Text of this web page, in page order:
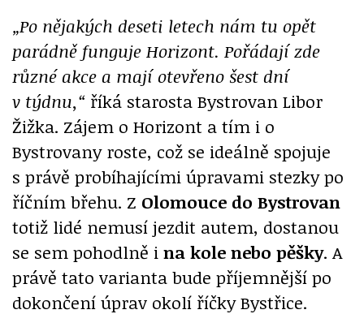
„Po nějakých deseti letech nám tu opět
parádně funguje Horizont. Pořádají zde
různé akce a mají otevřeno šest dní
v týdnu,“ říká starosta Bystrovan Libor
Žižka. Zájem o Horizont a tím i o
Bystrovany roste, což se ideálně spojuje
s právě probíhajícími úpravami stezky po
říčním břehu. Z Olomouce do Bystrovan
totiž lidé nemusí jezdit autem, dostanou
se sem pohodlně i na kole nebo pěšky. A
právě tato varianta bude příjemnější po
dokončení úprav okolí říčky Bystřice.